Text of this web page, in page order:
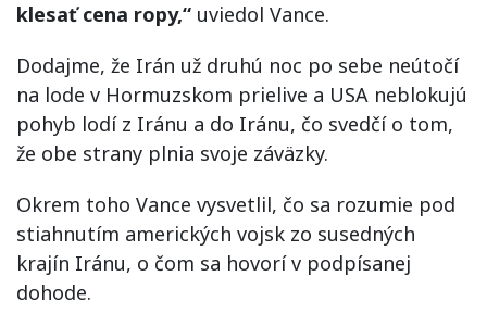
klesať cena ropy,“ uviedol Vance.
Dodajme, že Irán už druhú noc po sebe neútočí
na lode v Hormuzskom prielive a USA neblokujú
pohyb lodí z Iránu a do Iránu, čo svedčí o tom,
že obe strany plnia svoje záväzky.
Okrem toho Vance vysvetlil, čo sa rozumie pod
stiahnutím amerických vojsk zo susedných
krajín Iránu, o čom sa hovorí v podpísanej
dohode.